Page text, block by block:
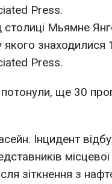
Press.
столиці Мьямне
знаходилися
Press.
потонули, ще 30
Інцидент
зіткнення з